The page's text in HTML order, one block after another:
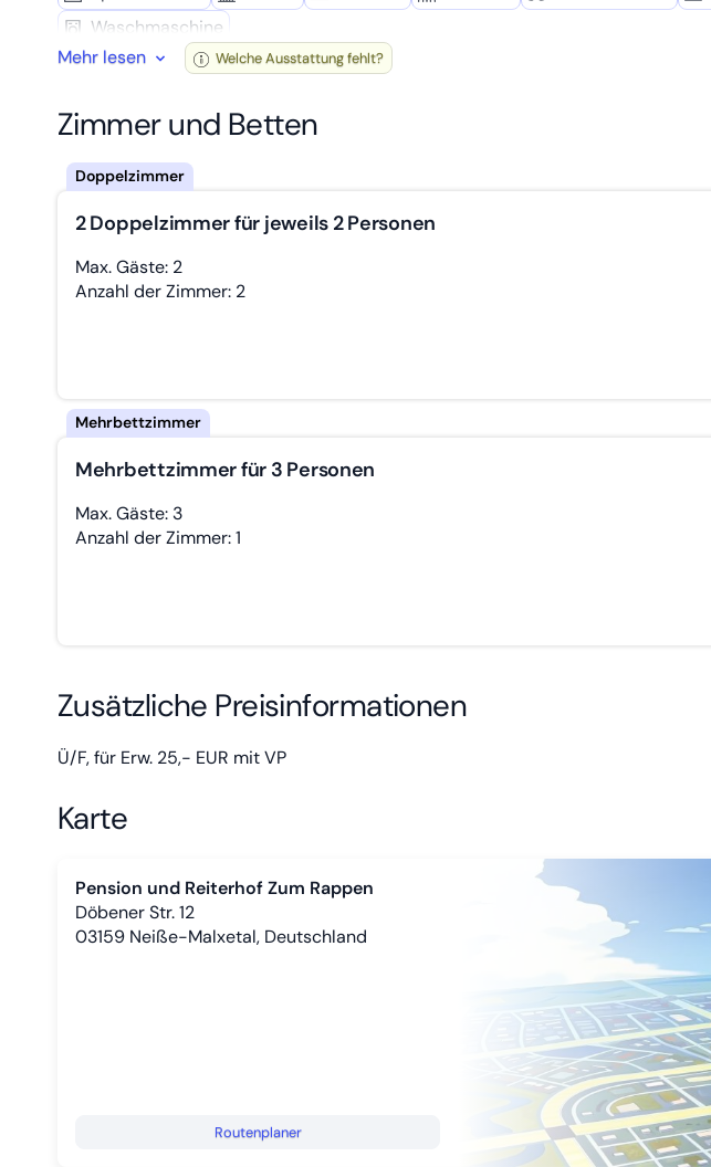
Wasch­maschine
Mehr lesen
Welche Ausstattung fehlt?
Zimmer und Betten
2 Doppelzimmer für jeweils 2 Personen
Max. Gäste: 2
Anzahl der Zimmer: 2
Mehrbettzimmer für 3 Personen
Max. Gäste: 3
Anzahl der Zimmer: 1
Zusätzliche Preisinformationen
Ü/F, für Erw. 25,- EUR mit VP
Karte
Pension und Reiterhof Zum Rappen
Döbener Str. 12
03159 Neiße-Malxetal, Deutschland
Routenplaner